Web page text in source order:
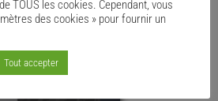
TOUS les cookies. Cependant, vous
des cookies » pour fournir un
Tout accepter